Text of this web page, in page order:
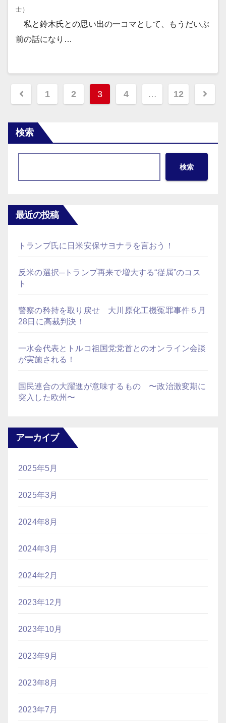
士）
私と鈴木氏との思い出の一コマとして、もうだいぶ
前の話になり…
投
の
ペ
ー
送
り
1 2 3 4 … 12
検索
検索
最近の投稿
トランプ氏に日米安保サヨナラを言おう！
反米の選択─トランプ再来で増大する“従属”のコス
ト
警察の矜持を取り戻せ 大川原化工機冤罪事件５月
28日に高裁判決！
一水会代表とトルコ祖国党党首とのオンライン会談
が実施される！
国民連合の大躍進が意味するもの 〜政治激変期に
突入した欧州〜
アーカイブ
2025年5月
2025年3月
2024年8月
2024年3月
2024年2月
2023年12月
2023年10月
2023年9月
2023年8月
2023年7月